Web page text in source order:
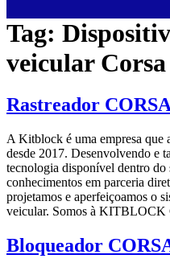
Tag:
veicular
Rastreador
A Kitblock é uma empresa que
desde 2017. Desenvolvendo e
tecnologia disponível dentro
conhecimentos em parceria
projetamos e aperfeiçoamos o
veicular. Somos à
Bloqueador